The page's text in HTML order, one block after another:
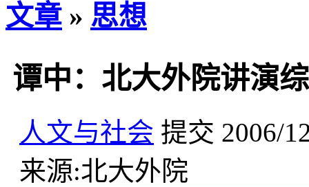
文章 » 思想
谭中：北大外院讲演
人文与社会 提交 2006/
来源:北大外院